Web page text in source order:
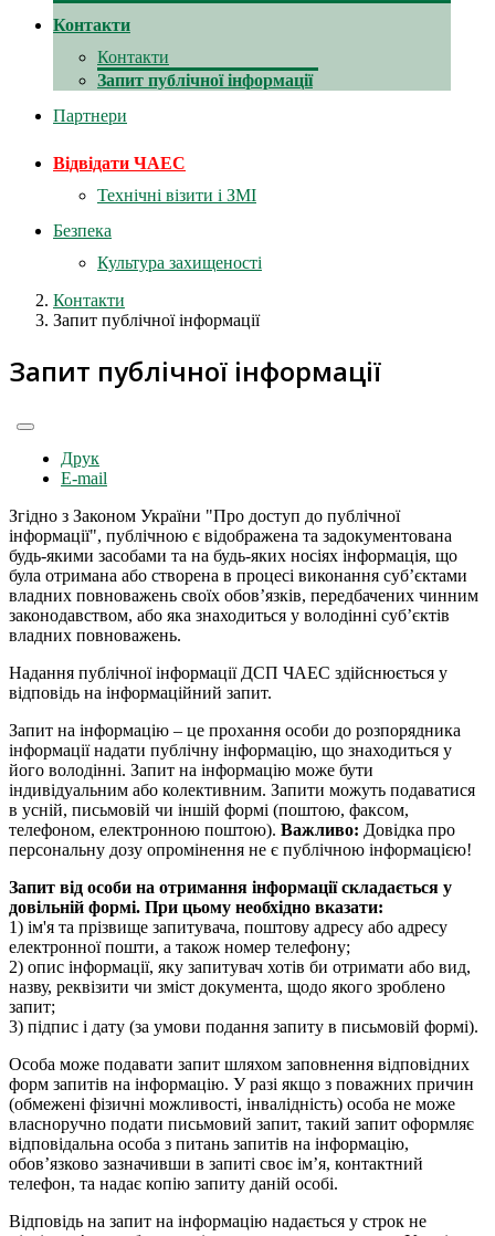
Контакти
Контакти
Запит публічної інформації
Партнери
Відвідати ЧАЕС
Технічні візити і ЗМІ
Безпека
Культура захищеності
Контакти
Запит публічної інформації
Запит публічної інформації
Друк
E-mail
Згідно з Законом України "Про доступ до публічної
інформації", публічною є відображена та задокументована
будь-якими засобами та на будь-яких носіях інформація, що
була отримана або створена в процесі виконання суб’єктами
владних повноважень своїх обов’язків, передбачених чинним
законодавством, або яка знаходиться у володінні суб’єктів
владних повноважень.
Надання публічної інформації ДСП ЧАЕС здійснюється у
відповідь на інформаційний запит.
Запит на інформацію – це прохання особи до розпорядника
інформації надати публічну інформацію, що знаходиться у
його володінні. Запит на інформацію може бути
індивідуальним або колективним. Запити можуть подаватися
в усній, письмовій чи іншій формі (поштою, факсом,
телефоном, електронною поштою). Важливо: Довідка про
персональну дозу опромінення не є публічною інформацією!
Запит від особи на отримання інформації складається у
довільній формі. При цьому необхідно вказати:
1) ім'я та прізвище запитувача, поштову адресу або адресу
електронної пошти, а також номер телефону;
2) опис інформації, яку запитувач хотів би отримати або вид,
назву, реквізити чи зміст документа, щодо якого зроблено
запит;
3) підпис і дату (за умови подання запиту в письмовій формі).
Особа може подавати запит шляхом заповнення відповідних
форм запитів на інформацію. У разі якщо з поважних причин
(обмежені фізичні можливості, інвалідність) особа не може
власноручно подати письмовий запит, такий запит оформляє
відповідальна особа з питань запитів на інформацію,
обов’язково зазначивши в запиті своє ім’я, контактний
телефон, та надає копію запиту даній особі.
Відповідь на запит на інформацію надається у строк не